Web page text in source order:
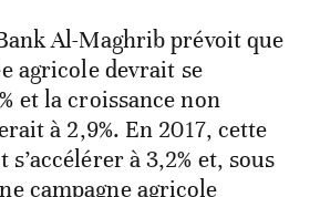
Al-Maghrib prévoit que
agricole devrait se
et la croissance non
à 2,9%. En 2017, cette
à 3,2% et, sous
campagne agricole